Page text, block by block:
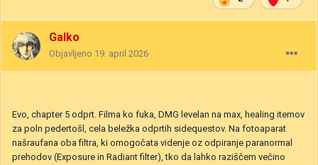
Galko
Objavljeno 19. april 2026
Evo, chapter 5 odprt. Filma ko fuka, DMG levelan na max, healing itemov
za poln pedertošl, cela beležka odprtih sidequestov. Na fotoaparat
našraufana oba filtra, ki omogočata videnje oz odpiranje paranormal
prehodov (Exposure in Radiant filter), tko da lahko raziščem večino